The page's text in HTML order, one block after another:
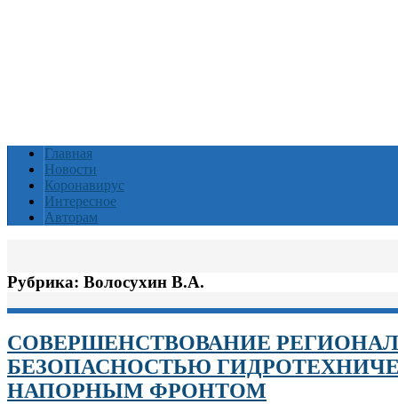
Главная
Новости
Коронавирус
Интересное
Авторам
Рубрика: Волосухин В.А.
СОВЕРШЕНСТВОВАНИЕ
БЕЗОПАСНОСТЬЮ
НАПОРНЫМ ФРОНТОМ